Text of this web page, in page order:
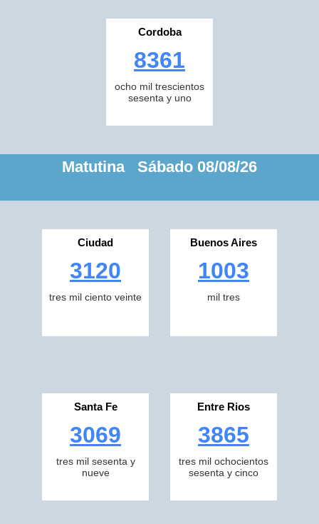
Cordoba
8361
ocho mil trescientos
sesenta y uno
Matutina Sábado 08/08/26
Ciudad
3120
tres mil ciento veinte
Buenos Aires
1003
mil tres
Santa Fe
3069
tres mil sesenta y
nueve
Entre Rios
3865
tres mil ochocientos
sesenta y cinco